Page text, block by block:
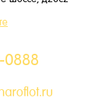
0888